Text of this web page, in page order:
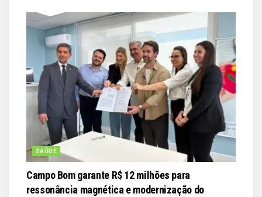
SAÚDE
Campo Bom garante R$ 12 milhões para
ressonância magnética e modernização do